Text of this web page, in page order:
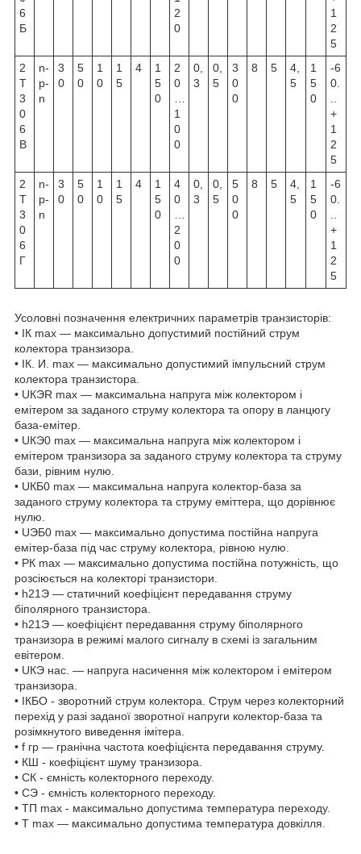
6
Б
2
0
1
2
5
2
Т
3
0
6
В
n-
p-
n
3
0
5
0
1
0
1
5
4
1
5
0
2
0
…
1
0
0
0,
3
0,
5
3
0
0
8 5
4,
5
1
5
0
-6
0.
..
+
1
2
5
2
Т
3
0
6
Г
n-
p-
n
3
0
5
0
1
0
1
5
4
1
5
0
4
0
…
2
0
0
0,
3
0,
5
5
0
0
8 5
4,
5
1
5
0
-6
0.
..
+
1
2
5
Усоловні позначення електричних параметрів транзисторів:
• IК max — максимально допустимий постійний струм
колектора транзизора.
• IК. И. max — максимально допустимий імпульсний струм
колектора транзистора.
• UКЭR max — максимальна напруга між колектором і
емітером за заданого струму колектора та опору в ланцюгу
база-емітер.
• UКЭ0 max — максимальна напруга між колектором і
емітером транзизора за заданого струму колектора та струму
бази, рівним нулю.
• UКБ0 max — максимальна напруга колектор-база за
заданого струму колектора та струму еміттера, що дорівнює
нулю.
• UЭБ0 max — максимально допустима постійна напруга
емітер-база під час струму колектора, рівною нулю.
• РК max — максимально допустима постійна потужність, що
розсіюється на колекторі транзистори.
• h21Э — статичний коефіцієнт передавання струму
біполярного транзистора.
• h21Э — коефіцієнт передавання струму біполярного
транзизора в режимі малого сигналу в схемі із загальним
евітером.
• UКЭ нас. — напруга насичення між колектором і емітером
транзизора.
• IКБО - зворотний струм колектора. Струм через колекторний
перехід у разі заданої зворотної напруги колектор-база та
розімкнутого виведення імітера.
• f гр — гранічна частота коефіцієнта передавання струму.
• КШ - коефіцієнт шуму транзизора.
• СК - ємність колекторного переходу.
• СЭ - ємність колекторного переходу.
• ТП max - максимально допустима температура переходу.
• Т max — максимально допустима температура довкілля.